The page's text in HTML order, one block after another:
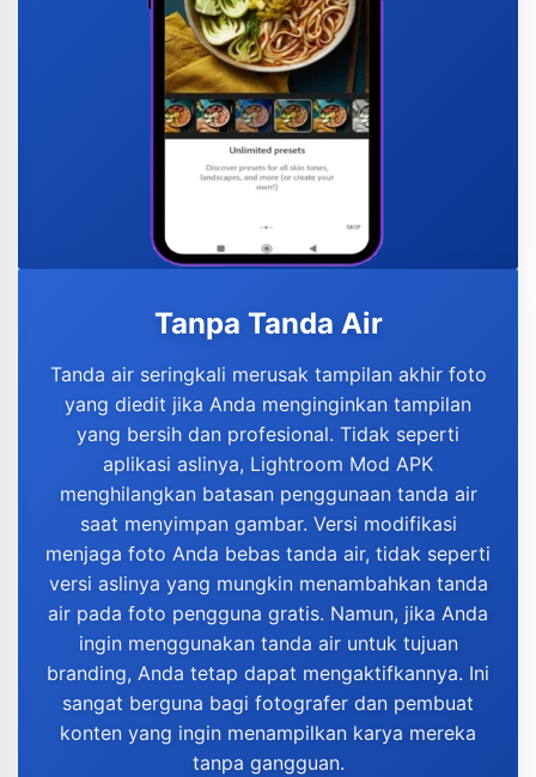
Tanpa Tanda Air
Tanda air seringkali merusak tampilan akhir foto
yang diedit jika Anda menginginkan tampilan
yang bersih dan profesional. Tidak seperti
aplikasi aslinya, Lightroom Mod APK
menghilangkan batasan penggunaan tanda air
saat menyimpan gambar. Versi modifikasi
menjaga foto Anda bebas tanda air, tidak seperti
versi aslinya yang mungkin menambahkan tanda
air pada foto pengguna gratis. Namun, jika Anda
ingin menggunakan tanda air untuk tujuan
branding, Anda tetap dapat mengaktifkannya. Ini
sangat berguna bagi fotografer dan pembuat
konten yang ingin menampilkan karya mereka
tanpa gangguan.